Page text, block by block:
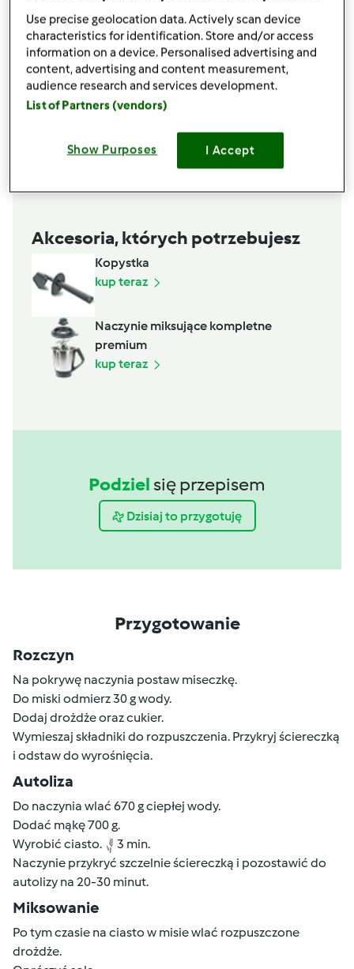
Akcesoria, których potrzebujesz
Kopystka
kup teraz
Naczynie miksujące kompletne
premium
kup teraz
Podziel się przepisem
Dzisiaj to przygotuję
Przygotowanie
Rozczyn
Na pokrywę naczynia postaw miseczkę.
Do miski odmierz 30 g wody.
Dodaj drożdże oraz cukier.
Wymieszaj składniki do rozpuszczenia. Przykryj ściereczką
i odstaw do wyrośnięcia.
Autoliza
Do naczynia wlać 670 g ciepłej wody.
Dodać mąkę 700 g.
Wyrobić ciasto.
3 min.
Naczynie przykryć szczelnie ściereczką i pozostawić do
autolizy na 20-30 minut.
Miksowanie
Po tym czasie na ciasto w misie wlać rozpuszczone
drożdże.
Use precise geolocation data. Actively scan device
characteristics for identification. Store and/or access
information on a device. Personalised advertising and
content, advertising and content measurement,
audience research and services development.
List of Partners (vendors)
Show Purposes I Accept